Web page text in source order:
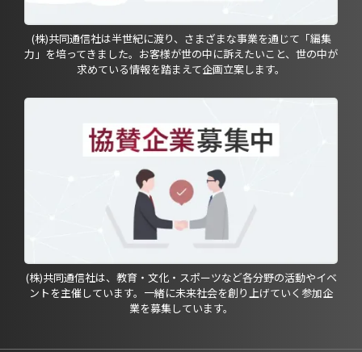
(株)共同通信社は半世紀に渡り、さまざまな事業を通じて「編集
力」を培ってきました。お客様が世の中に訴えたいこと、世の中が
求めている情報を踏まえて企画立案します。
(株)共同通信社は、教育・文化・スポーツなど各分野の活動やイベ
ントを主催しています。一緒に未来社会を創り上げていく参加企
業を募集しています。